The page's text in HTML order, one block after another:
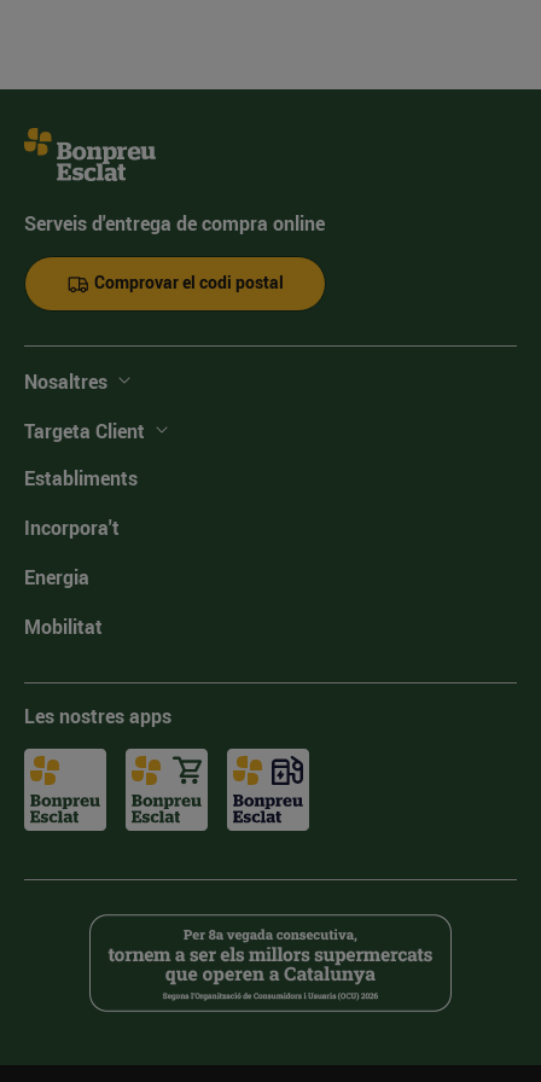
Serveis d'entrega de compra online
Comprovar el codi postal
Nosaltres
Targeta Client
Establiments
Incorpora't
Energia
Mobilitat
Les nostres apps